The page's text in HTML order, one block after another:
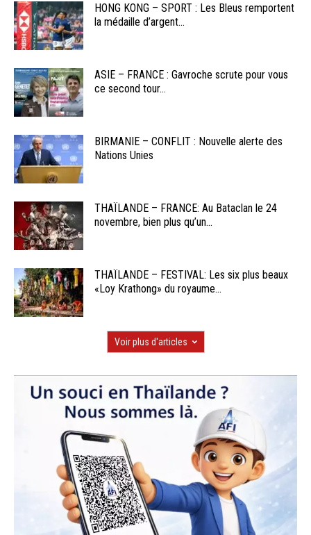
HONG KONG – SPORT : Les Bleus remportent
la médaille d’argent...
ASIE – FRANCE : Gavroche scrute pour vous
ce second tour...
BIRMANIE – CONFLIT : Nouvelle alerte des
Nations Unies
THAÏLANDE – FRANCE: Au Bataclan le 24
novembre, bien plus qu’un...
THAÏLANDE – FESTIVAL: Les six plus beaux
«Loy Krathong» du royaume...
Voir plus d'articles